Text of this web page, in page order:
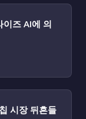
즈 AI에 의
시장 뒤흔들